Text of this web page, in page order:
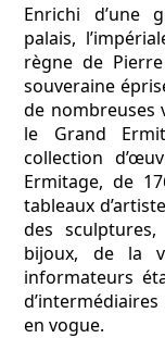
Enrichi d’une
palais,
règne de
souveraine
de nombreuses
le Grand
collection
Ermitage, de
tableaux
des
bijoux, de la
informateurs
en vogue.